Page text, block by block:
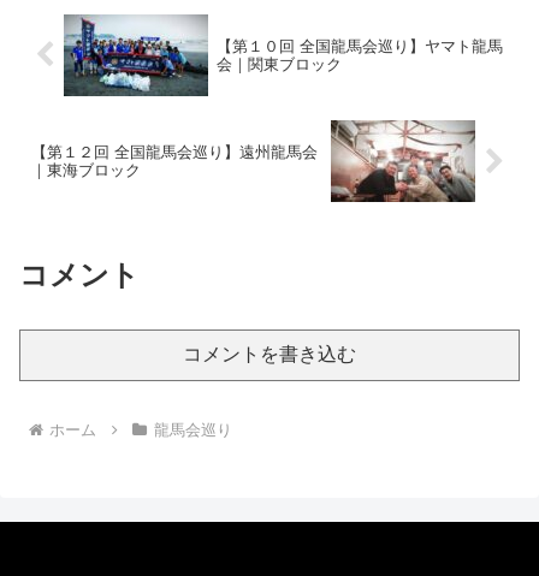
【第１０回 全国龍馬会巡り】ヤマト龍馬
会｜関東ブロック
【第１２回 全国龍馬会巡り】遠州龍馬会
｜東海ブロック
コメント
コメントを書き込む
ホーム 龍馬会巡り